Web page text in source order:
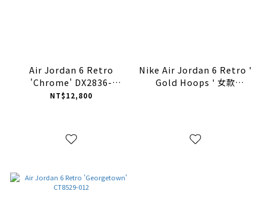
Air Jordan 6 Retro
'Chrome' DX2836-
001【現貨商品】
NT$12,800
Nike Air Jordan 6 Retro '
Gold Hoops ' 女款